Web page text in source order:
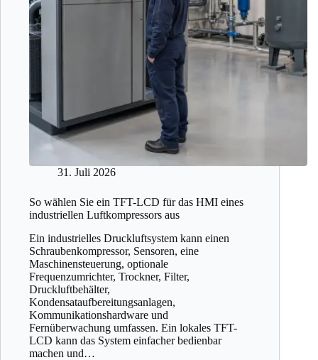
31. Juli 2026
So wählen Sie ein TFT-LCD für das HMI eines
industriellen Luftkompressors aus
Ein industrielles Druckluftsystem kann einen
Schraubenkompressor, Sensoren, eine
Maschinensteuerung, optionale
Frequenzumrichter, Trockner, Filter,
Druckluftbehälter,
Kondensataufbereitungsanlagen,
Kommunikationshardware und
Fernüberwachung umfassen. Ein lokales TFT-
LCD kann das System einfacher bedienbar
machen und…